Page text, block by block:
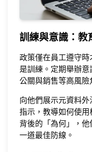
訓練與意識：教
政策僅在員工遵守
是訓練。定期舉辦
公關與銷售等高風險
向他們展示元資料
指示，教導如何使
背後的「為何」，
一道最佳防線。